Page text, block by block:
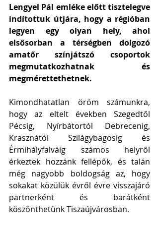
Lengyel Pál emléke előtt tisztelegve
indítottuk útjára, hogy a régióban
legyen egy olyan hely, ahol
elsősorban a térségben dolgozó
amatőr színjátszó csoportok
megmutatkozhatnak és
megmérettethetnek.
Kimondhatatlan öröm számunkra,
hogy az eltelt években Szegedtől
Pécsig, Nyírbátortól Debrecenig,
Krasznától Szilágybagosig és
Érmihályfalváig számos helyről
érkeztek hozzánk fellépők, és talán
még nagyobb boldogság az, hogy
sokakat közülük évről évre visszajáró
partnerként és barátként
köszönthetünk Tiszaújvárosban.